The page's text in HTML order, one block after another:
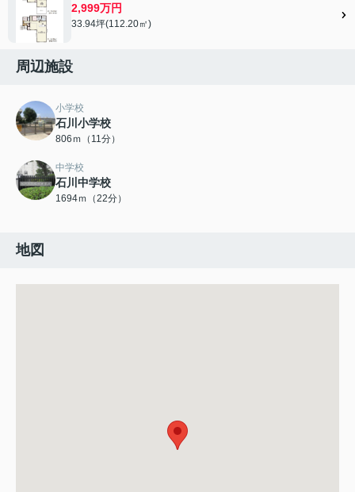
2,999万円
33.94坪(112.20㎡)
周辺施設
小学校
石川小学校
806ｍ（11分）
中学校
石川中学校
1694ｍ（22分）
地図